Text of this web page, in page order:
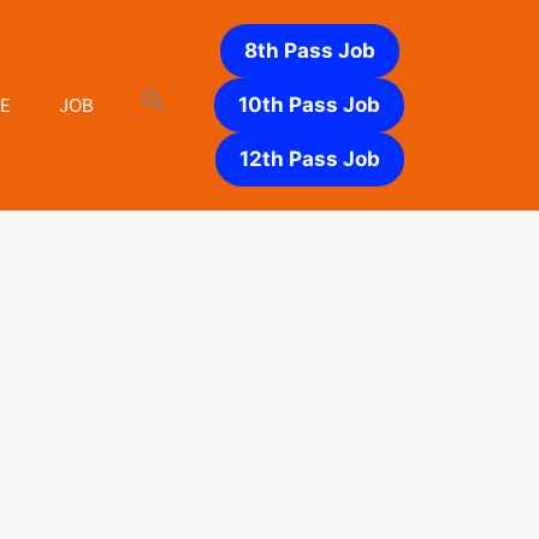
JOB
8th Pass Job
10th Pass Job
12th Pass Job